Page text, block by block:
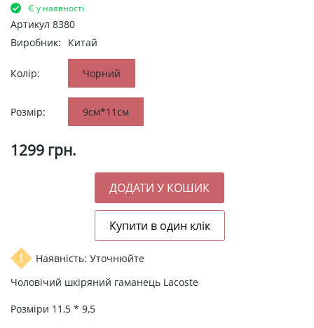
Є у наявності
Артикул 8380
Виробник:
Китай
Колір: Чорний
Розмір: 9см*11см
1299 грн.
Наявність: Уточнюйте
Чоловічий шкіряний гаманець Lacoste
Розміри 11,5 * 9,5